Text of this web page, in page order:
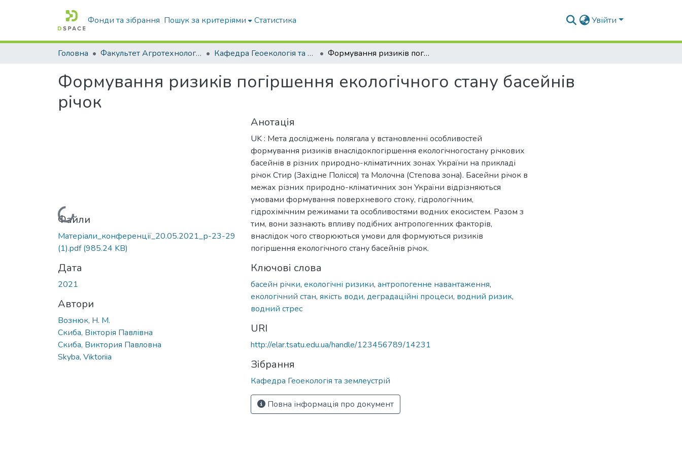
Фонди та зібрання Пошук за критеріями Статистика Увійти
Головна Факультет Агротехнологій та екології Кафедра Геоекологія та землеустрій Формування ризиків погіршення екологічного стану басейнів річок
Формування ризиків погіршення екологічного стану басейнів
річок
Вантажиться...
Файли
Матеріали_конференції_20.05.2021_р-23-29
(1).pdf(985.24 KB)
Дата
2021
Автори
Вознюк, Н. М.
Скиба, Вікторія Павлівна
Скиба, Виктория Павловна
Skyba, Viktoriia
Анотація
UK : Мета досліджень полягала у встановленні особливостей
формування ризиків внаслідокпогіршення екологічногостану річкових
басейнів в різних природно-кліматичних зонах України на прикладі
річок Стир (Західне Полісся) та Молочна (Степова зона). Басейни річок в
межах різних природно-кліматичних зон України відрізняються
умовами формування поверхневого стоку, гідрологічним,
гідрохімічним режимами та особливостями водних екосистем. Разом з
тим, вони зазнають впливу подібних антропогенних факторів,
внаслідок чого створюються умови для формуються ризиків
погіршення екологічного стану басейнів річок.
Ключові слова
басейн річки, екологічні ризики, антропогенне навантаження,
екологічний стан, якість води, деградаційні процеси, водний ризик,
водний стрес
URI
http://elar.tsatu.edu.ua/handle/123456789/14231
Зібрання
Кафедра Геоекологія та землеустрій
Повна інформація про документ